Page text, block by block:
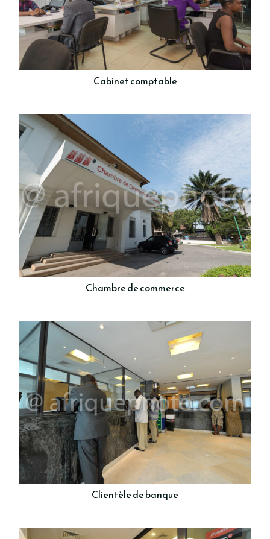
Cabinet comptable
Chambre de commerce
Clientèle de banque